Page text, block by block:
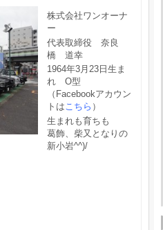
株式会社ワンオーナ
ー
代表取締役 奈良
橋 道幸
1964年3月23日生ま
れ O型
（Facebookアカウン
トはこちら ）
生まれも育ちも
葛飾、柴又となりの
新小岩^^)/